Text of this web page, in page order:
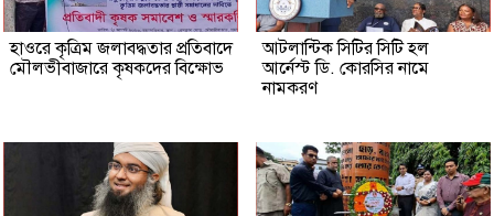
হাওরে কৃত্রিম জলাবদ্ধতার প্রতিবাদে
মৌলভীবাজারে কৃষকদের বিক্ষোভ
আটলান্টিক সিটির সিটি হল
আর্নেস্ট ডি. কোরসির নামে
নামকরণ